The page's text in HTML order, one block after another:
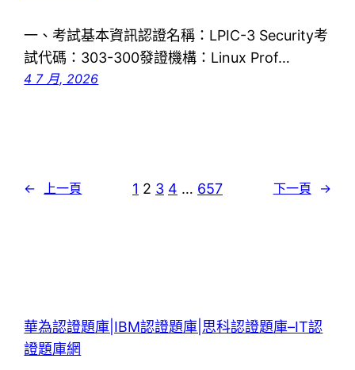
一、考試基本資訊認證名稱：LPIC-3 Security考
試代碼：303-300發證機構：Linux Prof…
4 7 月, 2026
← 上一頁 1 2 3 4 … 657 下一頁 →
華為認證題庫|IBM認證題庫|思科認證題庫–IT認
證題庫網